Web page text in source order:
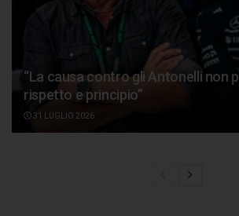
“La causa contro gli Antonelli non
rispetto e principio”
31 LUGLIO 2026